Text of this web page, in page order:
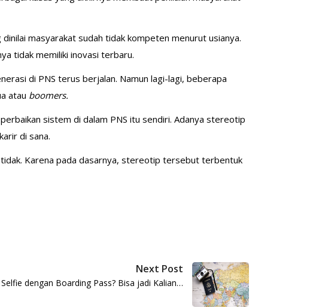
masyarakat sudah tidak kompeten menurut usianya.
tidak memiliki inovasi terbaru.
di PNS terus berjalan. Namun lagi-lagi, beberapa
atau boomers.
sistem di dalam PNS itu sendiri. Adanya stereotip
di sana.
Karena pada dasarnya, stereotip tersebut terbentuk
Next Post
dengan Boarding Pass? Bisa jadi Kalian…